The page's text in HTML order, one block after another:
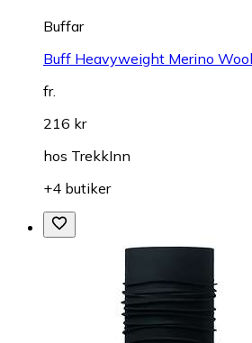
Buffar
Buff Heavyweight Merino
fr.
216 kr
hos TrekkInn
+4 butiker